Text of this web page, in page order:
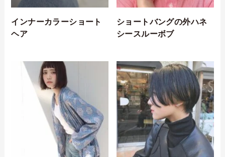
インナーカラーショート
ヘア
ショートバングの外ハネ
シースルーボブ